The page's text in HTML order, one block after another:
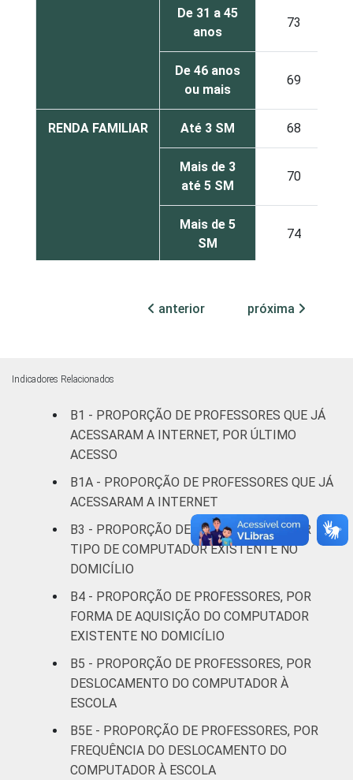
De 31 a 45
anos
73
De 46 anos
ou mais
69
RENDA FAMILIAR Até 3 SM 68
Mais de 3
até 5 SM
70
Mais de 5
SM
74
REGIÃO Norte 64
Centro-
Oeste
73
Nordeste 76
Sul 75
ADMINISTRATIVA
Municipal
70
Estadual
Total -
anterior próxima
Indicadores Relacionados
B1 - PROPORÇÃO DE PROFESSORES QUE JÁ
ACESSARAM A INTERNET, POR ÚLTIMO
ACESSO
B1A - PROPORÇÃO DE PROFESSORES QUE JÁ
ACESSARAM A INTERNET
B3 - PROPORÇÃO DE PROFESSORES, POR
TIPO DE COMPUTADOR EXISTENTE NO
DOMICÍLIO
B4 - PROPORÇÃO DE PROFESSORES, POR
FORMA DE AQUISIÇÃO DO COMPUTADOR
EXISTENTE NO DOMICÍLIO
B5 - PROPORÇÃO DE PROFESSORES, POR
DESLOCAMENTO DO COMPUTADOR À
ESCOLA
B5E - PROPORÇÃO DE PROFESSORES, POR
FREQUÊNCIA DO DESLOCAMENTO DO
COMPUTADOR À ESCOLA